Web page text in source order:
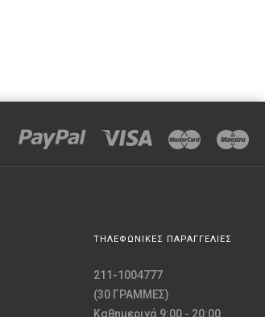
ΤΗΛΕΦΩΝΙΚΕΣ ΠΑΡΑΓΓΕΛΙΕΣ
211-1004777
(30 ΓΡΑΜΜΕΣ)
Καθημερινά 9:00 - 20:00